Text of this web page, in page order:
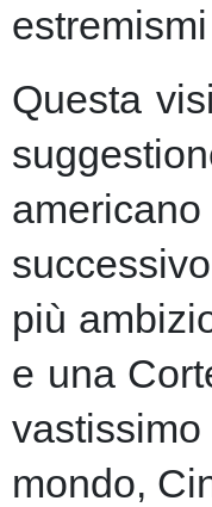
Questa
più
e una
mondo,